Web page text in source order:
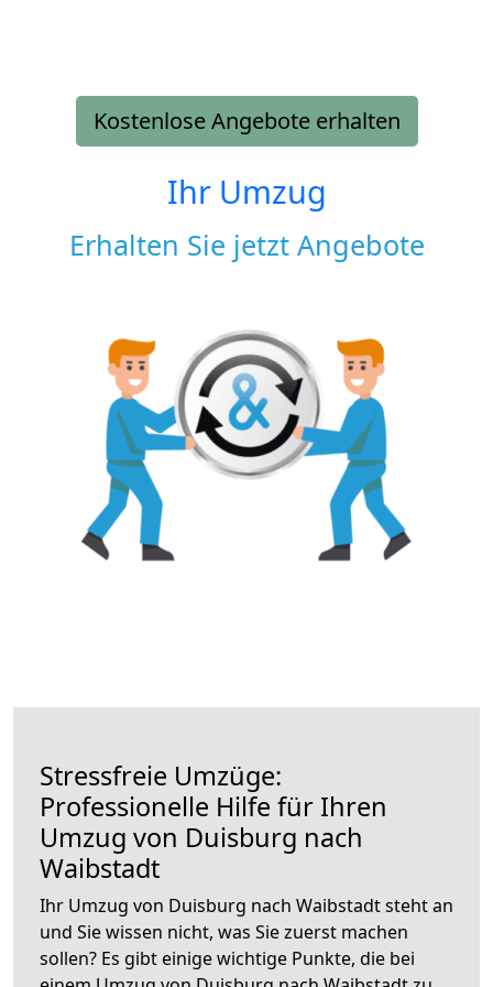
Kostenlose Angebote erhalten
Ihr Umzug
Erhalten Sie jetzt Angebote
Stressfreie Umzüge:
Professionelle Hilfe für Ihren
Umzug von Duisburg nach
Waibstadt
Ihr Umzug von Duisburg nach Waibstadt steht an
und Sie wissen nicht, was Sie zuerst machen
sollen? Es gibt einige wichtige Punkte, die bei